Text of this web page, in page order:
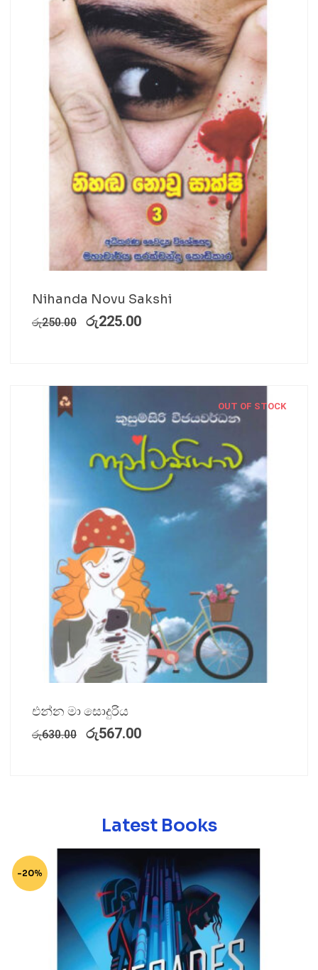
Nihanda Novu Sakshi
රු250.00 රු225.00
OUT OF STOCK
එන්න මා සොදුරිය
රු630.00 රු567.00
Latest Books
-20%